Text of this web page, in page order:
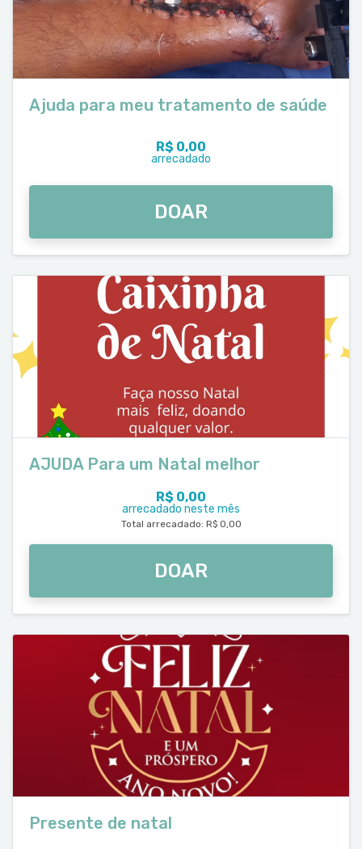
Ajuda para meu tratamento de saúde
R$ 0,00
arrecadado
DOAR
AJUDA Para um Natal melhor
R$ 0,00
arrecadado neste mês
Total arrecadado: R$ 0,00
DOAR
Presente de natal